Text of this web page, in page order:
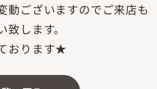
動ございますのでご来店も
します。
おります★